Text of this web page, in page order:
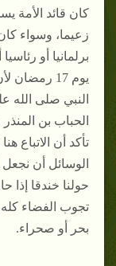
كان قائد الأمة
زعيما، وسواء كان
برلمانيا أو
يوم 17
النبي صلى الله
الحباب بن
تأكد أن الاتباع
الوسائل أن نجعل
حولنا خندقا إذا
تجوب الفضاء
بحر أو صحراء.